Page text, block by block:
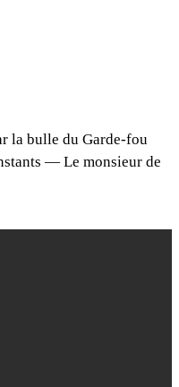
la bulle du Garde-fou
— Le monsieur de